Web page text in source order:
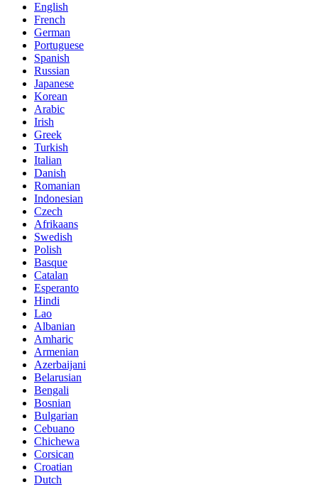
English
French
German
Portuguese
Spanish
Russian
Japanese
Korean
Arabic
Irish
Greek
Turkish
Italian
Danish
Romanian
Indonesian
Czech
Afrikaans
Swedish
Polish
Basque
Catalan
Esperanto
Hindi
Lao
Albanian
Amharic
Armenian
Azerbaijani
Belarusian
Bengali
Bosnian
Bulgarian
Cebuano
Chichewa
Corsican
Croatian
Dutch